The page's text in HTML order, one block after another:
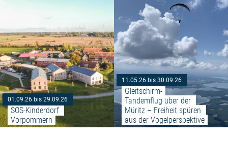
01.09.26 bis 29.09.26
SOS-Kinderdorf
Vorpommern
11.05.26 bis 30.09.26
Gleitschirm-
Tandemflug über der
Müritz – Freiheit spüren
aus der Vogelperspektive